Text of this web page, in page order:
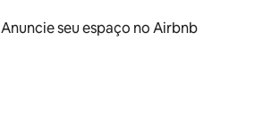
Anuncie seu espaço no Airbnb